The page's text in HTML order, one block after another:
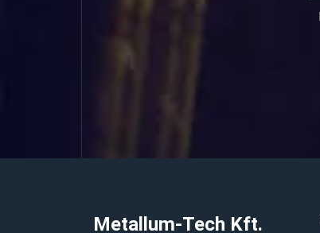
Metallum-Tech Kft.